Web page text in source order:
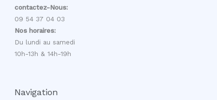
contactez-Nous:
09 54 37 04 03
Nos horaires:
Du lundi au samedi
10h-13h & 14h-19h
Navigation